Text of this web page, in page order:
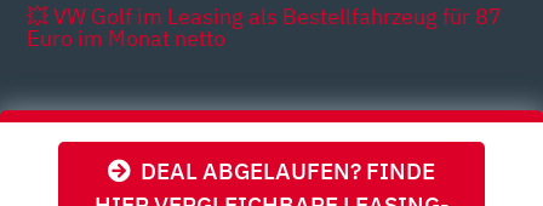
DEAL ABGELAUFEN? FINDE
💥 VW Golf im Leasing als Bestellfahrzeug für 87
Euro im Monat netto